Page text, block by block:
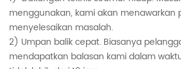
menggunakan, kami akan menawarkan
menyelesaikan masalah.
2) Umpan balik cepat. Biasanya
mendapatkan balasan kami dalam